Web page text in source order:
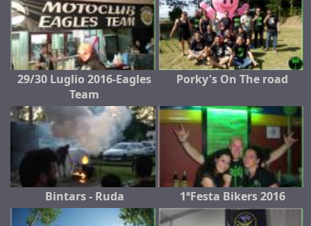
29/30 Luglio 2016-Eagles
Team
Porky's On The road
Bintars - Ruda 1ªFesta Bikers 2016